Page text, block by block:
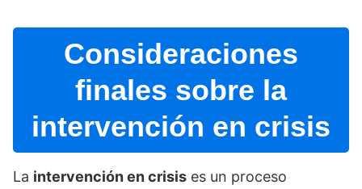
Consideraciones
finales sobre la
intervención en crisis
La intervención en crisis es un proceso